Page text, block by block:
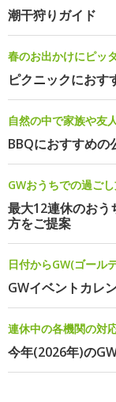
潮干狩りガイド
春のお出かけにピッ
ピクニックにおす
自然の中で家族や友
BBQにおすすめの
GWおうちでの過ご
最大12連休のおう
方をご提案
日付からGW(ゴール
GWイベントカレ
連休中の各機関の対
今年(2026年)の